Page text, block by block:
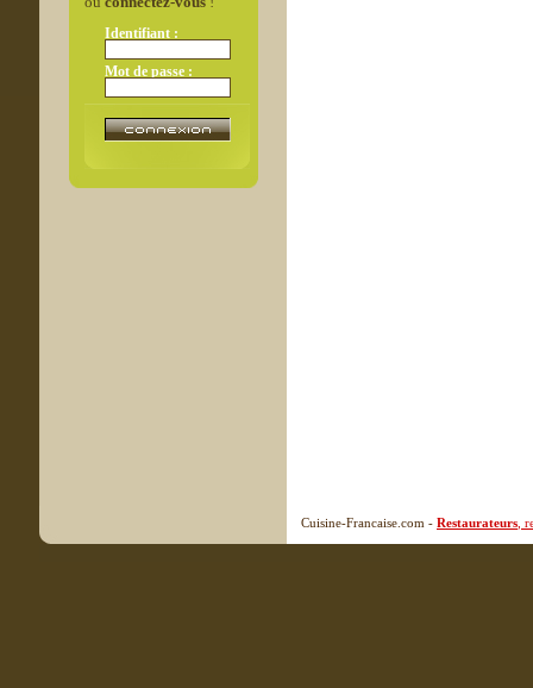
Identifiant :
Mot de passe :
Cuisine-Francaise.com - Restaurateurs ,